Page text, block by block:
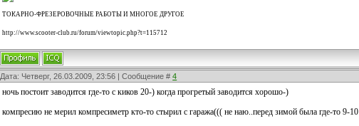
ТОКАРНО-ФРЕЗЕРОВОЧНЫЕ РАБОТЫ И МНОГОЕ ДРУГОЕ
http://www.scooter-club.ru/forum/viewtopic.php?t=115712
Дата: Четверг, 26.03.2009, 23:56 | Сообщение #4
ночь постоит заводится где-то с киков 20-) когда прогретый заводится хорошо-)
компресию не мерил компресиметр кто-то стырил с гаража((( не наю..перед зимой была где-то 9-10